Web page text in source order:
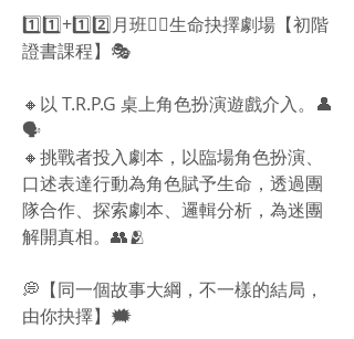
1️⃣1️⃣+1️⃣2️⃣月班👉🏻生命抉擇劇場【初階
證書課程】🎭
🔸以 T.R.P.G 桌上角色扮演遊戲介入。👤
🗣
🔸挑戰者投入劇本，以臨場角色扮演、
口述表達行動為角色賦予生命，透過團
隊合作、探索劇本、邏輯分析，為迷團
解開真相。👥🫂
💭【同一個故事大綱，不一樣的結局，
由你抉擇】🗯